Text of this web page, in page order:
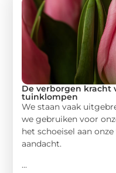
De verborgen kracht
tuinklompen
We staan vaak
we gebruiken voor
het schoeisel aan
aandacht.
...